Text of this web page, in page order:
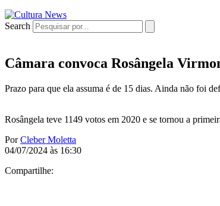
Search
Câmara convoca Rosângela
Prazo para que ela assuma é de 15 dias. Ainda não foi
Rosângela teve 1149 votos em 2020 e se tornou a
PorCleber Moletta
04/07/2024 às 16:30
Compartilhe: